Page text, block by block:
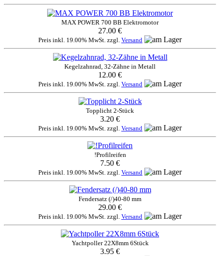
MAX POWER 700 BB Elektromotor
27.00 €
Preis inkl. 19.00% MwSt. zzgl. Versand
Kegelzahnrad, 32-Zähne in Metall
12.00 €
Preis inkl. 19.00% MwSt. zzgl. Versand
Topplicht 2-Stück
3.20 €
Preis inkl. 19.00% MwSt. zzgl. Versand
!Profilreifen
7.50 €
Preis inkl. 19.00% MwSt. zzgl. Versand
Fendersatz (/)40-80 mm
29.00 €
Preis inkl. 19.00% MwSt. zzgl. Versand
Yachtpoller 22X8mm 6Stück
3.95 €